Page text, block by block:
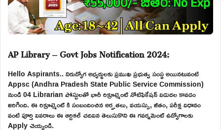
AP Library – Govt Jobs Notification 2024:
Hello Aspirants.. నిరుద్యోగ అభ్యర్థులకు ప్రముఖ ప్రభుత్వ సంస్థ అయినటువంటి
Appsc (Andhra Pradesh State Public Service Commission)
నుండి 04 Librarian పోస్టులతో భారీ రిక్రూట్మెంట్ నోటిఫికేషన్ విడుదల కావడం
జరిగింది. ఈ రిక్రూట్మెంట్ కి సంబందించిన అర్హతలు, వయస్సు, జీతం, పరీక్ష విధానం
వంటి పూర్తి వివరాలు ఈ ఆర్టికల్ చదివిన తెలుసుకొని ఈ గవర్నమెంట్ ఉద్యోగాలకు
Apply చెయ్యండి.